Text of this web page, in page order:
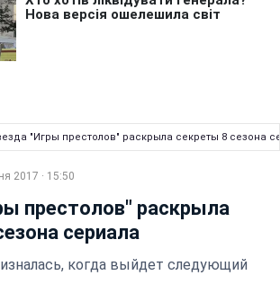
"Игры престолов" раскрыла секреты 8 сезона
2017 · 15:50
престолов" раскрыла
сериала
когда выйдет следующий